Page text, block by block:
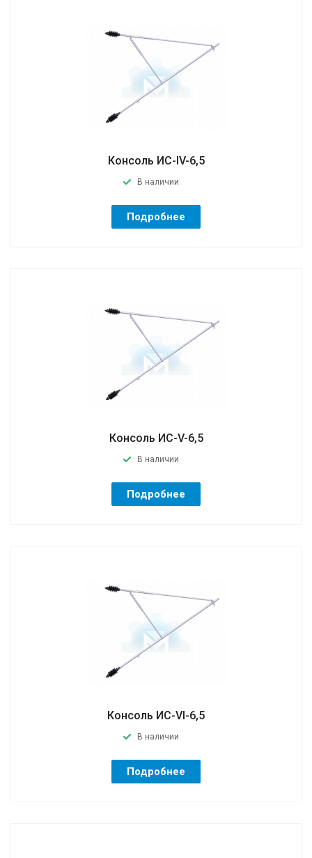
Консоль ИС-IV-6,5
В наличии
Подробнее
Консоль ИС-V-6,5
В наличии
Подробнее
Консоль ИС-VI-6,5
В наличии
Подробнее